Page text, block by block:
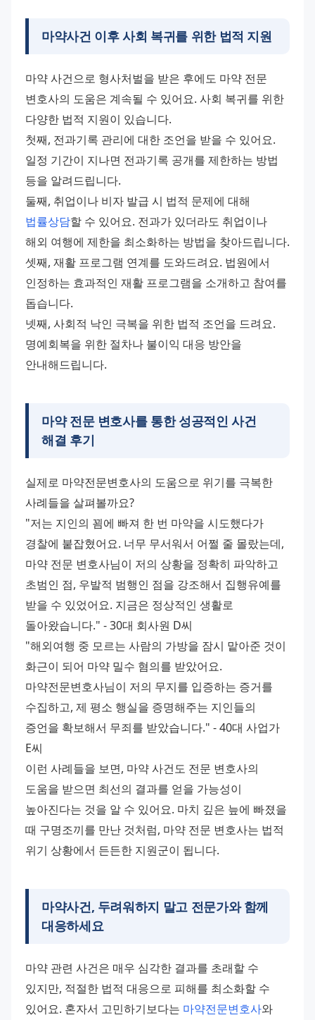
마약사건 이후 사회 복귀를 위한 법적 지원
마약 사건으로 형사처벌을 받은 후에도 마약 전문
변호사의 도움은 계속될 수 있어요. 사회 복귀를 위한
다양한 법적 지원이 있습니다.
첫째, 전과기록 관리에 대한 조언을 받을 수 있어요.
일정 기간이 지나면 전과기록 공개를 제한하는 방법
등을 알려드립니다.
법률상담할 수 있어요. 전과가 있더라도 취업이나
해외 여행에 제한을 최소화하는 방법을 찾아드립니다.
셋째, 재활 프로그램 연계를 도와드려요. 법원에서
인정하는 효과적인 재활 프로그램을 소개하고 참여를
돕습니다.
넷째, 사회적 낙인 극복을 위한 법적 조언을 드려요.
명예회복을 위한 절차나 불이익 대응 방안을
안내해드립니다.
마약 전문 변호사를 통한 성공적인 사건
해결 후기
실제로 마약전문변호사의 도움으로 위기를 극복한
사례들을 살펴볼까요?
"저는 지인의 꾐에 빠져 한 번 마약을 시도했다가
경찰에 붙잡혔어요. 너무 무서워서 어쩔 줄 몰랐는데,
마약 전문 변호사님이 저의 상황을 정확히 파악하고
초범인 점, 우발적 범행인 점을 강조해서 집행유예를
받을 수 있었어요. 지금은 정상적인 생활로
돌아왔습니다." - 30대 회사원 D씨
"해외여행 중 모르는 사람의 가방을 잠시 맡아준 것이
화근이 되어 마약 밀수 혐의를 받았어요.
마약전문변호사님이 저의 무지를 입증하는 증거를
수집하고, 제 평소 행실을 증명해주는 지인들의
증언을 확보해서 무죄를 받았습니다." - 40대 사업가
E씨
이런 사례들을 보면, 마약 사건도 전문 변호사의
도움을 받으면 최선의 결과를 얻을 가능성이
높아진다는 것을 알 수 있어요. 마치 깊은 늪에 빠졌을
때 구명조끼를 만난 것처럼, 마약 전문 변호사는 법적
위기 상황에서 든든한 지원군이 됩니다.
마약사건, 두려워하지 말고 전문가와 함께
대응하세요
마약 관련 사건은 매우 심각한 결과를 초래할 수
있지만, 적절한 법적 대응으로 피해를 최소화할 수
있어요. 혼자서 고민하기보다는 마약전문변호사와